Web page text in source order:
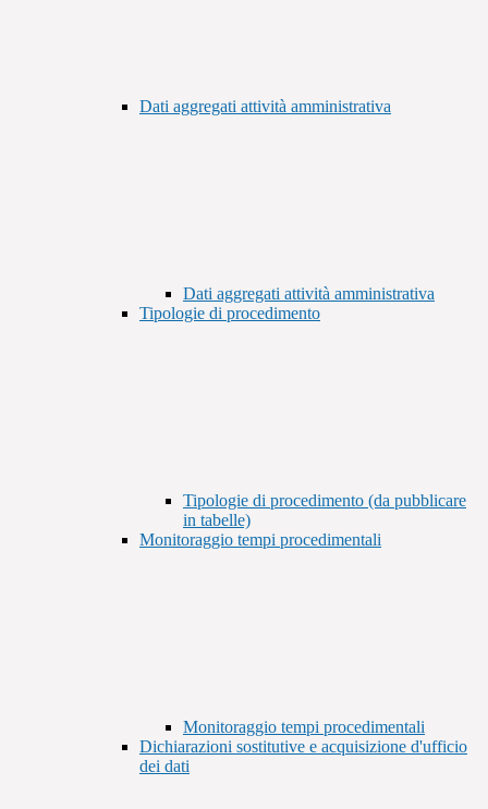
Dati aggregati attività amministrativa
Dati aggregati attività amministrativa
Tipologie di procedimento
Tipologie di procedimento (da pubblicare
in tabelle)
Monitoraggio tempi procedimentali
Monitoraggio tempi procedimentali
Dichiarazioni sostitutive e acquisizione d'ufficio
dei dati